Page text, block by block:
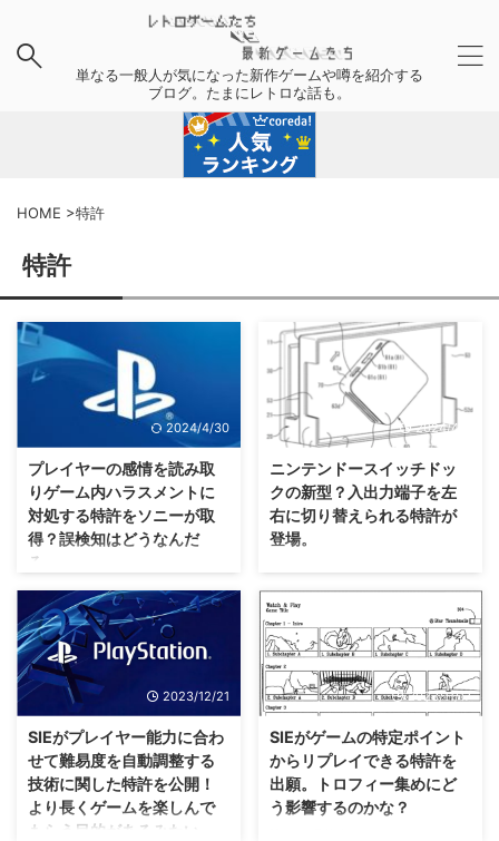
単なる一般人が気になった新作ゲームや噂を紹介する
ブログ。たまにレトロな話も。
HOME >特許
特許
2024/4/30
プレイヤーの感情を読み取
りゲーム内ハラスメントに
対処する特許をソニーが取
得？誤検知はどうなんだ
ろ。
実現するかは謎ですが、精度がど
うなるのか気になりますな🤔 ソ
ニーさんが、プレイヤーの感情を
読み取り ゲーム内ハラスメント
に対処する という特許を取得し
たと、海外メディアが取り上げて
あった人の心拍数の上昇や感情を
自動検出することで、 手動の手
順を踏まずに 加害者へ適切な措
置をするとのこと。 実現するか
2024/4/6
ニンテンドースイッチドッ
クの新型？入出力端子を左
右に切り替えられる特許が
登場。
も、たしかにこうなれば便利です
ね🤔 新型ゲーム機の噂が絶えな
い任天堂さんですけれども、ここ
に来て ニンテンドースイッチド
ックの新型 に思える新しい特許
を取得したみたいですな。 ま
あ、技術的な話なので、ニンテン
ドースイッチ向けになるわけでは
ないかもですが。 新型ゲーム機
の仕様がどうなるのかも含め、気
になる特許ですな！ 現行のニン
2023/12/21
SIEがプレイヤー能力に合わ
せて難易度を自動調整する
技術に関した特許を公開！
より長くゲームを楽しんで
もらう目的があるみたい。
2023/11/17
SIEがゲームの特定ポイント
からリプレイできる特許を
出願。トロフィー集めにど
う影響するのかな？